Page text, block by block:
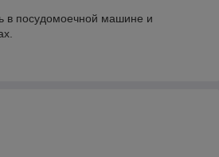
в посудомоечной машине и